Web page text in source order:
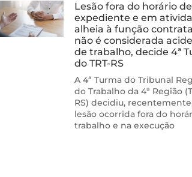
Lesão fora do horário de
expediente e em
alheia à função
não é considerada
de trabalho, decide 4ª
do TRT-RS
A 4ª Turma do Tribunal
do Trabalho da 4ª Região
RS) decidiu,
lesão ocorrida fora do
trabalho e na execução